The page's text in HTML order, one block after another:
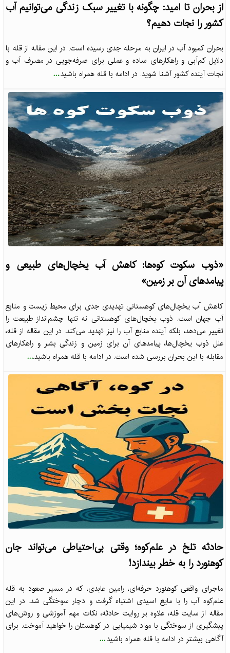
از بحران تا امید: چگونه با تغییر سبک زندگی می‌توانیم آب
کشور را نجات دهیم؟
بحران کمبود آب در ایران به مرحله جدی رسیده است. در این مقاله از قله با
دلایل کم‌آبی و راهکارهای ساده و عملی برای صرفه‌جویی در مصرف آب و
نجات آینده کشور آشنا شوید. در ادامه با قله همراه باشید....
«ذوب سکوت کوه‌ها: کاهش آب یخچال‌های طبیعی و
پیامدهای آن بر زمین»
کاهش آب یخچال‌های کوهستانی تهدیدی جدی برای محیط زیست و منابع
آب جهان است. ذوب یخچال‌های کوهستانی نه تنها چشم‌انداز طبیعت را
تغییر می‌دهد، بلکه آینده منابع آب را نیز تهدید می‌کند. در این مقاله از قله،
علل ذوب یخچال‌ها، پیامدهای آن برای زمین و زندگی بشر و راهکارهای
مقابله با این بحران بررسی شده است. در ادامه با قله همراه باشید....
حادثه تلخ در علم‌کوه؛ وقتی بی‌احتیاطی می‌تواند جان
کوهنورد را به خطر بیندازد!
ماجرای واقعی کوهنورد حرفه‌ای، رامین عابدی، که در مسیر صعود به قله
علم‌کوه آب را با مایع اسیدی اشتباه گرفت و دچار سوختگی شد. در این
مقاله از سایت قله، علاوه بر روایت حادثه، نکات مهم آموزشی و روش‌های
پیشگیری از سوختگی با مواد شیمیایی در کوهستان را خواهید آموخت. برای
آگاهی بیشتر در ادامه با قله همراه باشید....